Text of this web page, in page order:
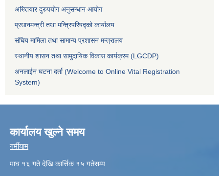
अख्तियार दुरुपयोग अनुसन्धान आयोग
प्रधानमन्त्री तथा मन्त्रिपरिषद्को कार्यालय
संघिय मामिला तथा सामान्य प्रशासन मन्त्रालय
स्थानीय शासन तथा सामुदायिक विकास कार्यक्रम (LGCDP)
अनलाईन घटना दर्ता (Welcome to Online Vital Registration
System)
कार्यालय खुल्ने समय
गर्मीयाम
माघ १६ गते देखि कार्त्तिक १५ गतेसम्म